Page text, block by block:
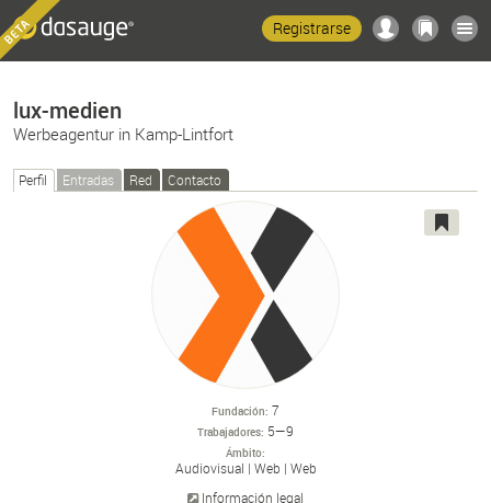
Registrarse
lux-medien
Werbeagentur in Kamp-Lintfort
Perfil Entradas Red Contacto
Fundación 7
Trabajadores 5—9
Ámbito
Audiovisual Web
Web
Información legal